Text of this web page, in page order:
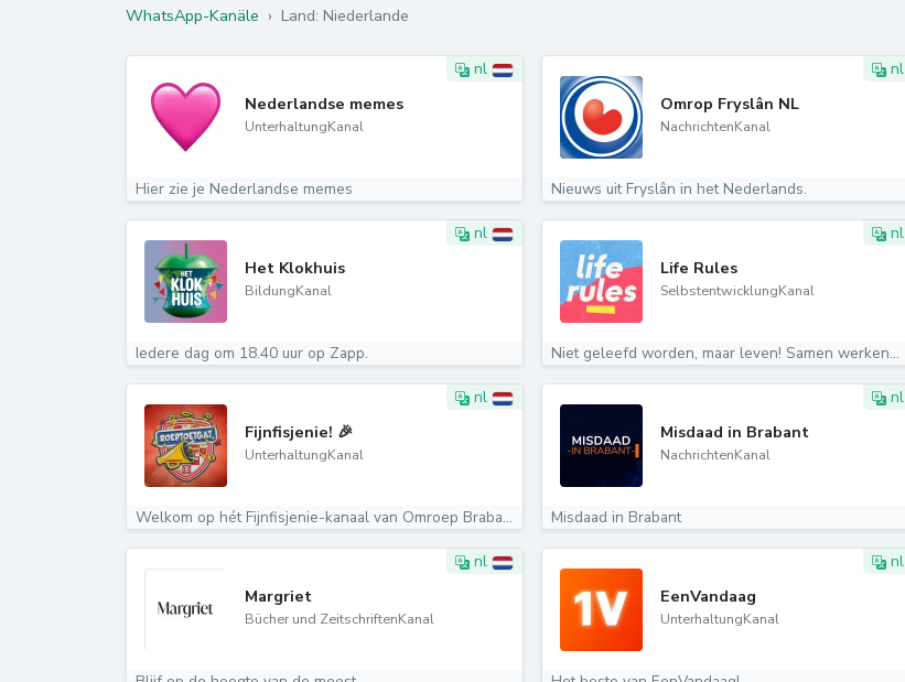
WhatsApp-Kanäle › Land: Niederlande
nl
Nederlandse memes
UnterhaltungKanal
Hier zie je Nederlandse memes
nl
Omrop Fryslân NL
NachrichtenKanal
Nieuws uit Fryslân in het Nederlands.
nl
Het Klokhuis
BildungKanal
Iedere dag om 18.40 uur op Zapp.
nl
Life Rules
SelbstentwicklungKanal
Niet geleefd worden, maar leven! Samen werken...
nl
Fijnfisjenie! 🎉
UnterhaltungKanal
Welkom op hét Fijnfisjenie-kanaal van Omroep Brabant....
nl
Misdaad in Brabant
NachrichtenKanal
Misdaad in Brabant
nl
Margriet
Bücher und ZeitschriftenKanal
nl
EenVandaag
UnterhaltungKanal